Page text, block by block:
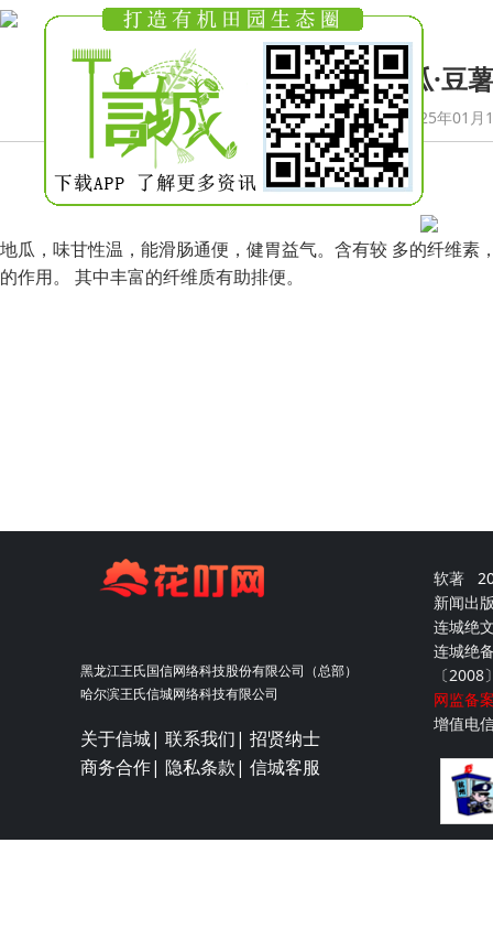
地瓜·豆薯
发布于2025年01月
地瓜，味甘性温，能滑肠通便，健胃益气。含有较 多的纤维素
的作用。 其中丰富的纤维质有助排便。
软著
新闻
连城绝
连城绝
〔
网监备
增值电
黑龙江王氏国信网络科技股份有限公司（总部）
哈尔滨王氏信城网络科技有限公司
关于信城| 联系我们| 招贤纳士
商务合作| 隐私条款| 信城客服